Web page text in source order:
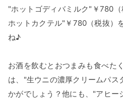
"ホットゴディバミルク"￥780
ホットカクテル"￥780（税抜）
ね♪
お酒を飲むとおつまみも食べた
は、"生ウニの濃厚クリームパス
かがでしょう？他にも、"アヒー